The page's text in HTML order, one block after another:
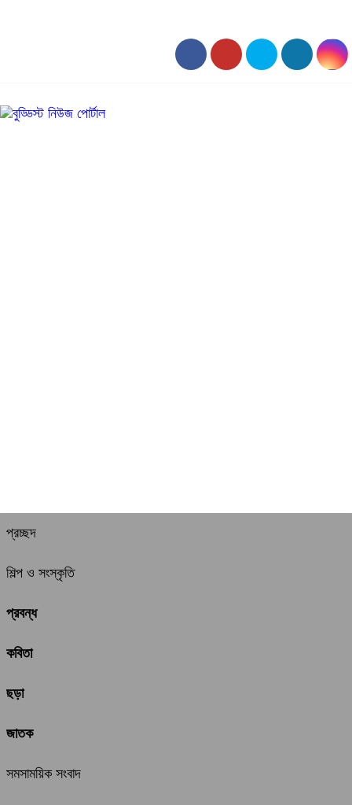
প্রচ্ছদ
শিল্প ও সংস্কৃতি
প্রবন্ধ
কবিতা
ছড়া
জাতক
সমসাময়িক সংবাদ